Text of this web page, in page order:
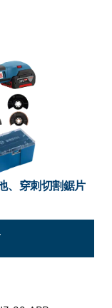
、穿刺切割鋸片